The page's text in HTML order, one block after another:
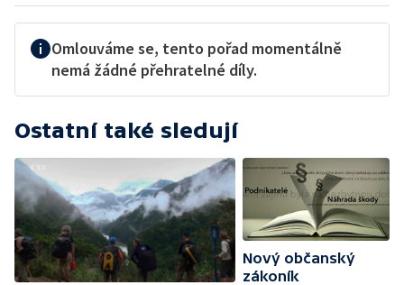
Omlouváme se, tento pořad momentálně
nemá žádné přehratelné díly.
Ostatní také sledují
Nový občanský
zákoník